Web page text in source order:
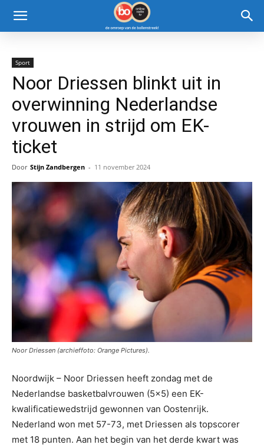
Sport
Noor Driessen blinkt uit in
overwinning Nederlandse
vrouwen in strijd om EK-
ticket
Door Stijn Zandbergen - 11 november 2024
Noor Driessen (archieffoto: Orange Pictures).
Noordwijk – Noor Driessen heeft zondag met de
Nederlandse basketbalvrouwen (5×5) een EK-
kwalificatiewedstrijd gewonnen van Oostenrijk.
Nederland won met 57-73, met Driessen als topscorer
met 18 punten. Aan het begin van het derde kwart was